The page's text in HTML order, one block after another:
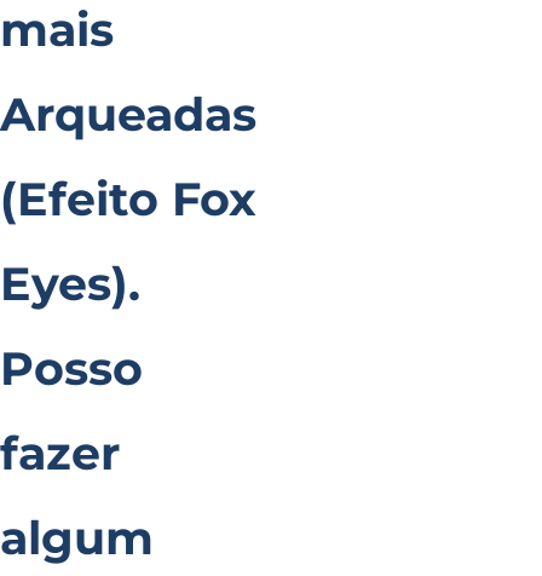
mais
Arqueadas
(Efeito Fox
Eyes).
Posso
fazer
algum